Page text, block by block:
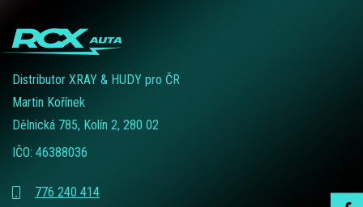
Distributor XRAY & HUDY pro ČR
Martin Kořínek
Dělnická 785, Kolín 2, 280 02
IČO: 46388036
776 240 414